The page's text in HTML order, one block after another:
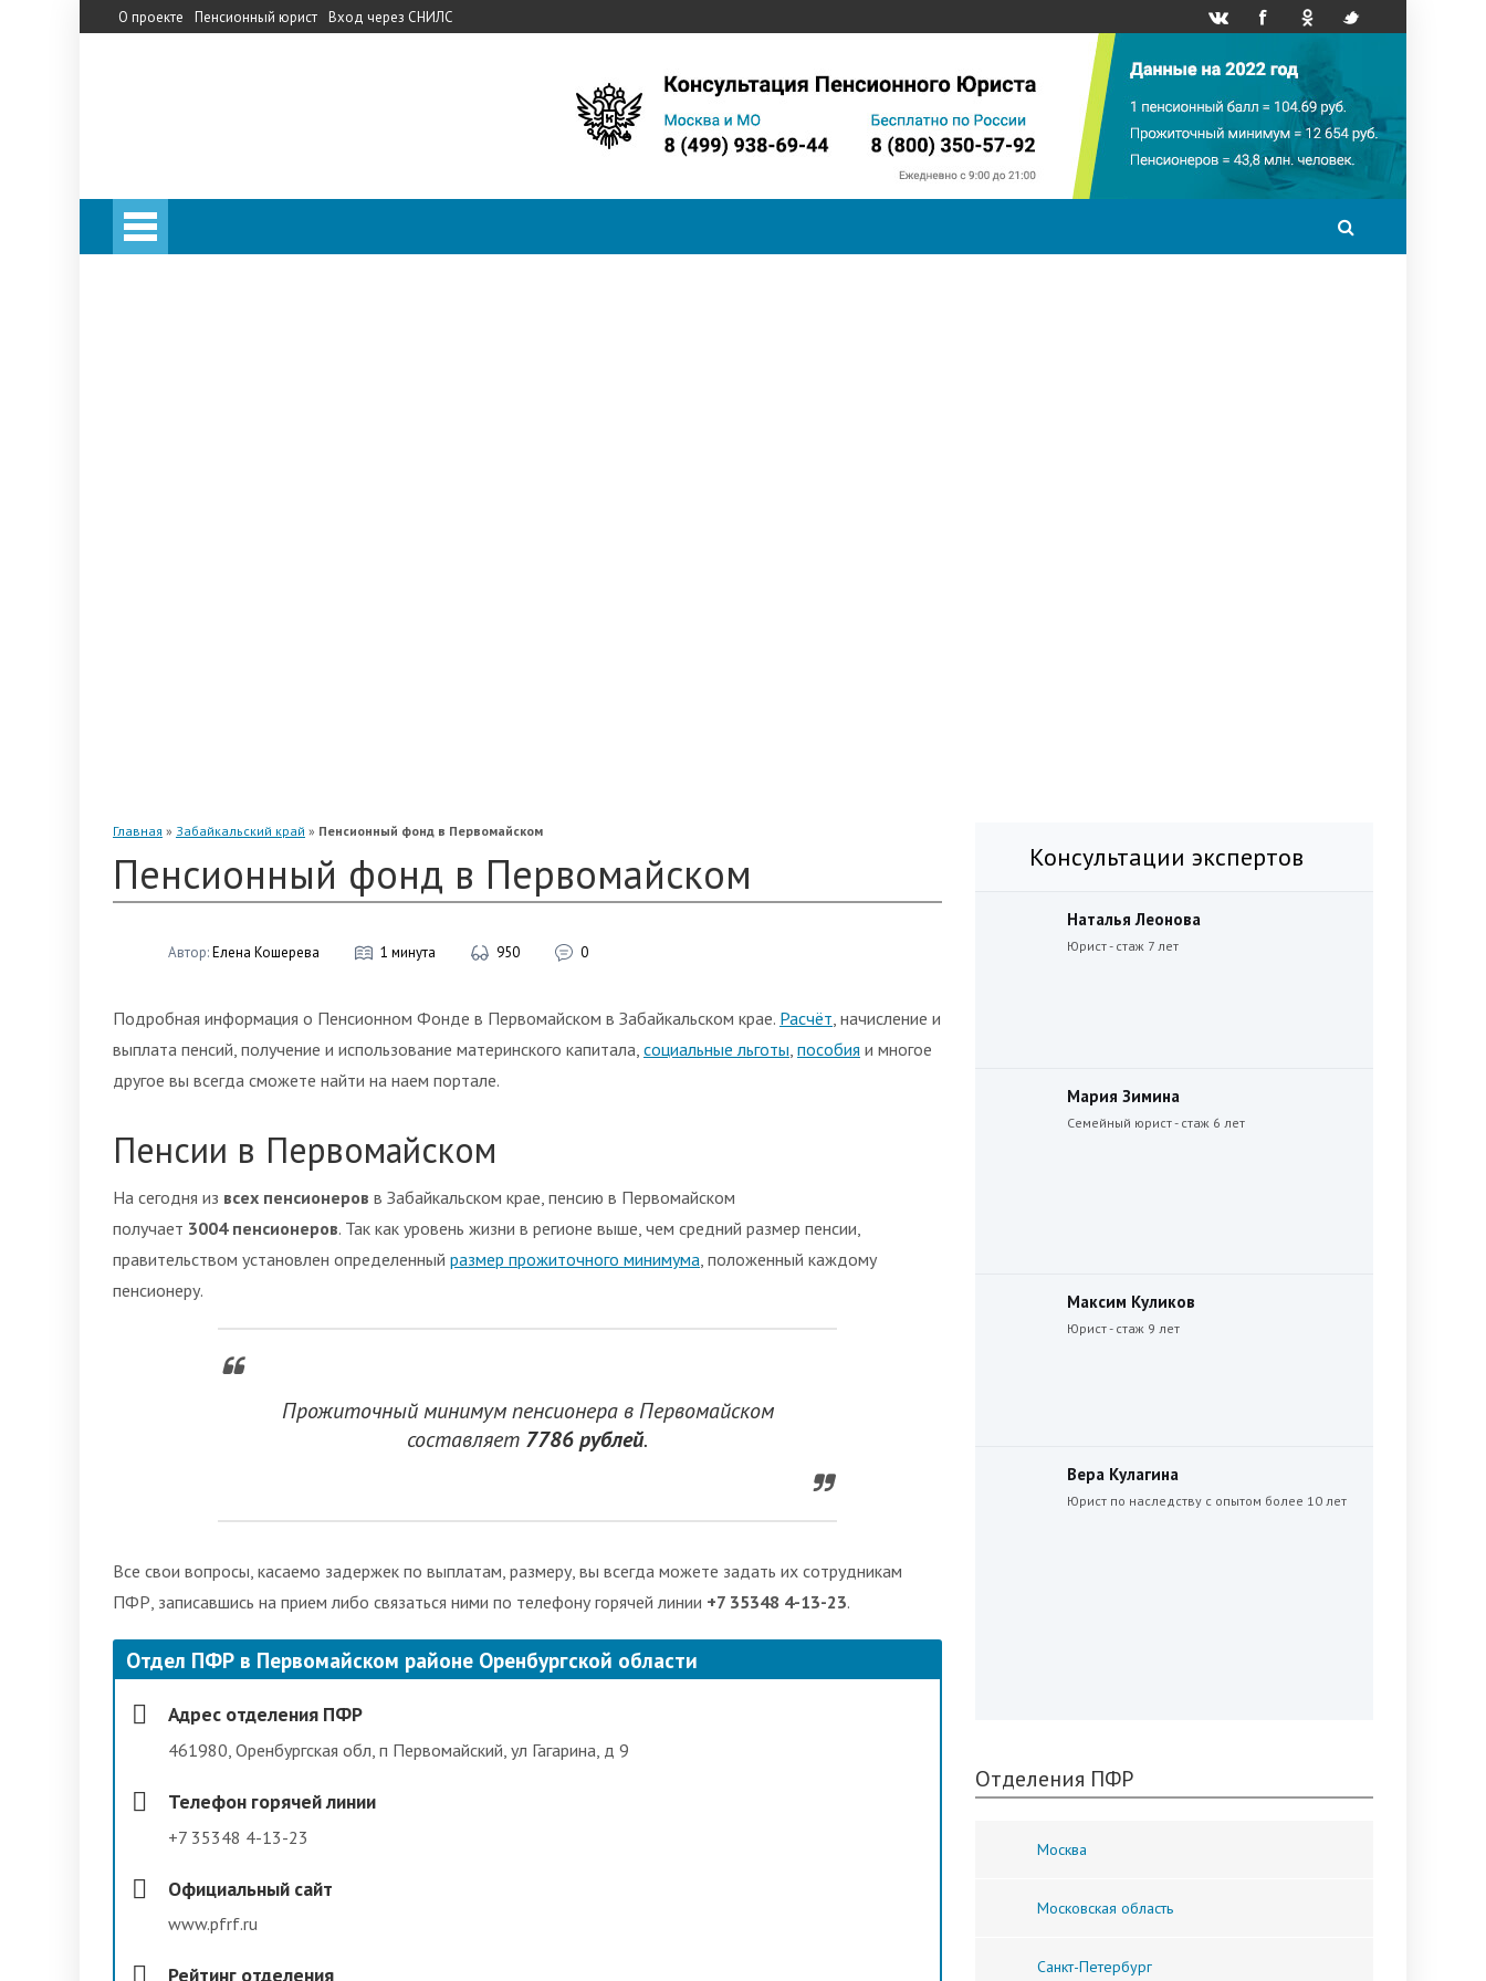
О проекте Пенсионный юрист Вход через СНИЛС
Главная » Забайкальский край » Пенсионный фонд в Первомайском
Пенсионный фонд в Первомайском
Автор:Елена Кошерева 1 минута 950 0
Подробная информация о Пенсионном Фонде в Первомайском в Забайкальском крае. Расчёт, начисление и
выплата пенсий, получение и использование материнского капитала, социальные льготы, пособия и многое
другое вы всегда сможете найти на наем портале.
Пенсии в Первомайском
На сегодня из всех пенсионеров в Забайкальском крае, пенсию в Первомайском
получает 3004 пенсионеров. Так как уровень жизни в регионе выше, чем средний размер пенсии,
правительством установлен определенный размер прожиточного минимума, положенный каждому
пенсионеру.
Прожиточный минимум пенсионера в Первомайском
составляет 7786 рублей.
Все свои вопросы, касаемо задержек по выплатам, размеру, вы всегда можете задать их сотрудникам
ПФР, записавшись на прием либо связаться ними по телефону горячей линии +7 35348 4-13-23.
Отдел ПФР в Первомайском районе Оренбургской области
Адрес отделения ПФР
461980, Оренбургская обл, п Первомайский, ул Гагарина, д 9
Телефон горячей линии
+7 35348 4-13-23
Официальный сайт
www.pfrf.ru
Рейтинг отделения
Консультации экспертов
Наталья Леонова
Юрист - стаж 7 лет
Мария Зимина
Семейный юрист - стаж 6 лет
Максим Куликов
Юрист - стаж 9 лет
Вера Кулагина
Юрист по наследству с опытом более 10 лет
Отделения ПФР
Москва
Московская область
Санкт-Петербург